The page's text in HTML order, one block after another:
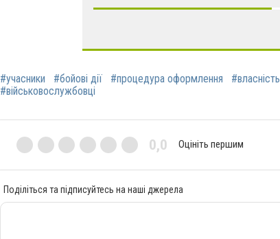
#учасники #бойові дії #процедура оформлення #власність
#військовослужбовці
0,0 Оцініть першим
Поділіться та підписуйтесь на наші джерела